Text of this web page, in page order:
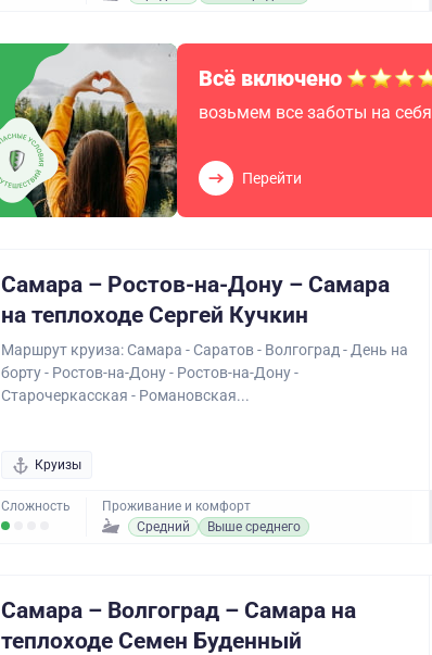
Всё включено
возьмем все заботы на себя
Перейти
Самара – Ростов-на-Дону – Самара
на теплоходе Сергей Кучкин
Маршрут круиза: Самара - Саратов - Волгоград - День на
борту - Ростов-на-Дону - Ростов-на-Дону -
Старочеркасская - Романовская...
Круизы
Сложность
Проживание и комфорт
Средний
Выше среднего
Самара – Волгоград – Самара на
теплоходе Семен Буденный